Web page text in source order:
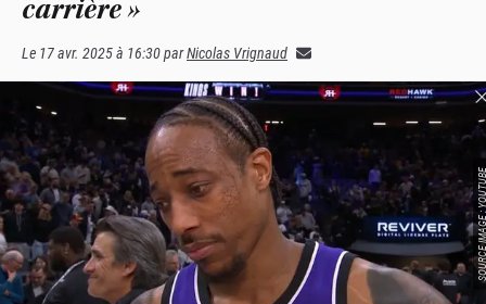
carrière »
Le 17 avr. 2025 à 16:30parNicolas Vrignaud
SOURCE